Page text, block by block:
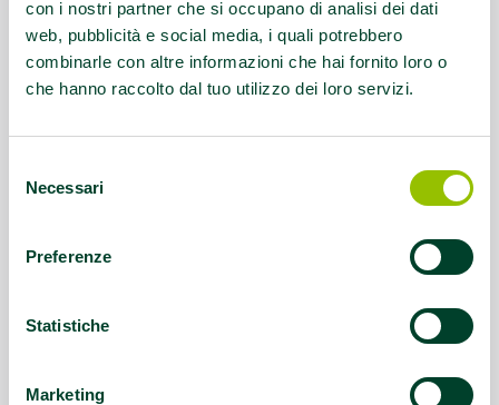
con i nostri partner che si occupano di analisi dei dati
web, pubblicità e social media, i quali potrebbero
combinarle con altre informazioni che hai fornito loro o
che hanno raccolto dal tuo utilizzo dei loro servizi.
delNecessari
Preferenze
Statistiche
Marketing
Link:https://www.ausl.mo.it/servizi-e-
prestazioni/aree-tematiche/terza-
eta/palestre-della-memoria/